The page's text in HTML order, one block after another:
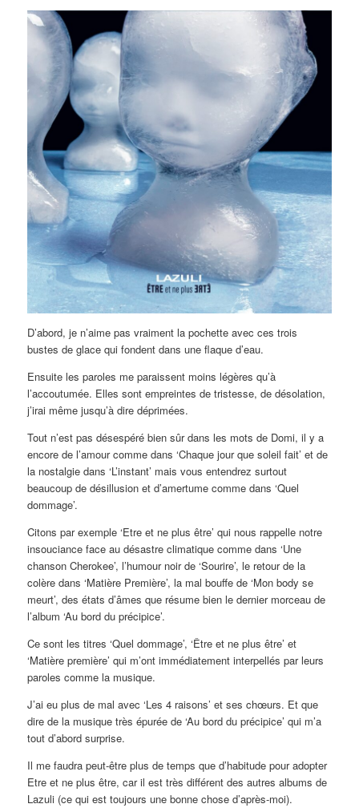
D’abord, je n’aime pas vraiment la pochette avec ces trois
bustes de glace qui fondent dans une flaque d’eau.
Ensuite les paroles me paraissent moins légères qu’à
l’accoutumée. Elles sont empreintes de tristesse, de désolation,
j’irai même jusqu’à dire déprimées.
Tout n’est pas désespéré bien sûr dans les mots de Domi, il y a
encore de l’amour comme dans ‘Chaque jour que soleil fait’ et de
la nostalgie dans ‘L’instant’ mais vous entendrez surtout
beaucoup de désillusion et d’amertume comme dans ‘Quel
dommage’.
Citons par exemple ‘Etre et ne plus être’ qui nous rappelle notre
insouciance face au désastre climatique comme dans ‘Une
chanson Cherokee’, l’humour noir de ‘Sourire’, le retour de la
colère dans ‘Matière Première’, la mal bouffe de ‘Mon body se
meurt’, des états d’âmes que résume bien le dernier morceau de
l’album ‘Au bord du précipice’.
Ce sont les titres ‘Quel dommage’, ‘Être et ne plus être’ et
‘Matière première’ qui m’ont immédiatement interpellés par leurs
paroles comme la musique.
J’ai eu plus de mal avec ‘Les 4 raisons’ et ses chœurs. Et que
dire de la musique très épurée de ‘Au bord du précipice’ qui m’a
tout d’abord surprise.
Il me faudra peut-être plus de temps que d’habitude pour adopter
Etre et ne plus être, car il est très différent des autres albums de
Lazuli (ce qui est toujours une bonne chose d’après-moi).